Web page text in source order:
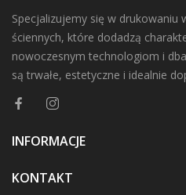
Specjalizujemy się w drukowaniu
ściennych, które dodadzą
nowoczesnym technologiom i
są trwałe, estetyczne i idealnie
INFORMACJE
KONTAKT